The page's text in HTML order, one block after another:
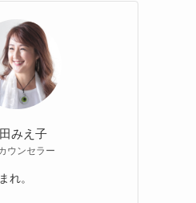
みえ子
ウンセラー
れ。